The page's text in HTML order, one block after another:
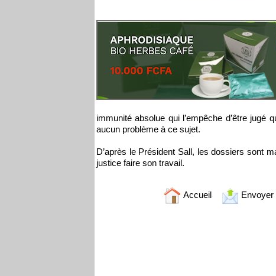
immunité absolue qui l’empêche d’être jugé
aucun problème à ce sujet.
D’après le Président Sall, les dossiers sont
justice faire son travail.
Accueil Envoyer